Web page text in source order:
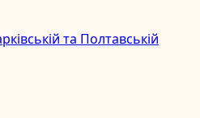
та Полтавській